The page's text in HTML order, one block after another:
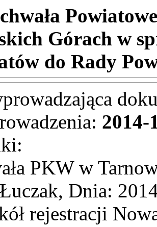
Górach w
do Rady
2014-
PKW w
Dnia:
rejestracji